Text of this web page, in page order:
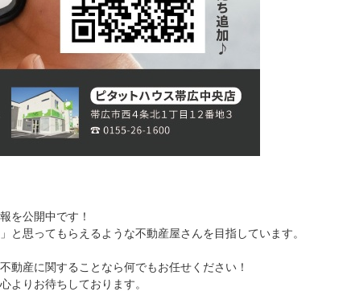
を公開中です！
と思ってもらえるような不動産屋さんを目指しています。
動産に関することなら何でもお任せください！
よりお待ちしております。